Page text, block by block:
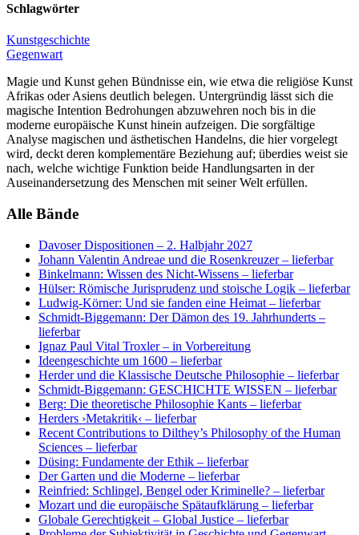
Schlagwörter
Kunstgeschichte
Gegenwart
Magie und Kunst gehen Bündnisse ein, wie etwa die religiöse Kunst
Afrikas oder Asiens deutlich belegen. Untergründig lässt sich die
magische Intention Bedrohungen abzuwehren noch bis in die
moderne europäische Kunst hinein aufzeigen. Die sorgfältige
Analyse magischen und ästhetischen Handelns, die hier vorgelegt
wird, deckt deren komplementäre Beziehung auf; überdies weist sie
nach, welche wichtige Funktion beide Handlungsarten in der
Auseinandersetzung des Menschen mit seiner Welt erfüllen.
Alle Bände
Davoser Dispositionen – 2. Halbjahr 2027
Johann Valentin Andreae und die Rosenkreuzer– lieferbar
Binkelmann: Wissen des Nicht-Wissens – lieferbar
Hülser: Römische Jurisprudenz und stoische Logik – lieferbar
Ludwig-Körner: Und sie fanden eine Heimat – lieferbar
Schmidt-Biggemann: Der Dämon des 19. Jahrhunderts –
lieferbar
Ignaz Paul Vital Troxler– in Vorbereitung
Ideengeschichte um 1600 – lieferbar
Herder und die Klassische Deutsche Philosophie – lieferbar
Schmidt-Biggemann: GESCHICHTE WISSEN – lieferbar
Berg: Die theoretische Philosophie Kants – lieferbar
Herders ›Metakritik‹ – lieferbar
Recent Contributions to Dilthey’s Philosophy of the Human
Sciences – lieferbar
Düsing: Fundamente der Ethik – lieferbar
Der Garten und die Moderne – lieferbar
Reinfried: Schlingel, Bengel oder Kriminelle? – lieferbar
Mozart und die europäische Spätaufklärung – lieferbar
Globale Gerechtigkeit – Global Justice – lieferbar